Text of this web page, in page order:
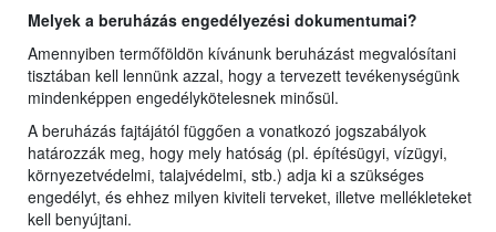
Melyek a beruházás engedélyezési dokumentumai?
Amennyiben termőföldön kívánunk beruházást megvalósítani
tisztában kell lennünk azzal, hogy a tervezett tevékenységünk
mindenképpen engedélykötelesnek minősül.
A beruházás fajtájától függően a vonatkozó jogszabályok
határozzák meg, hogy mely hatóság (pl. építésügyi, vízügyi,
környezetvédelmi, talajvédelmi, stb.) adja ki a szükséges
engedélyt, és ehhez milyen kiviteli terveket, illetve mellékleteket
kell benyújtani.